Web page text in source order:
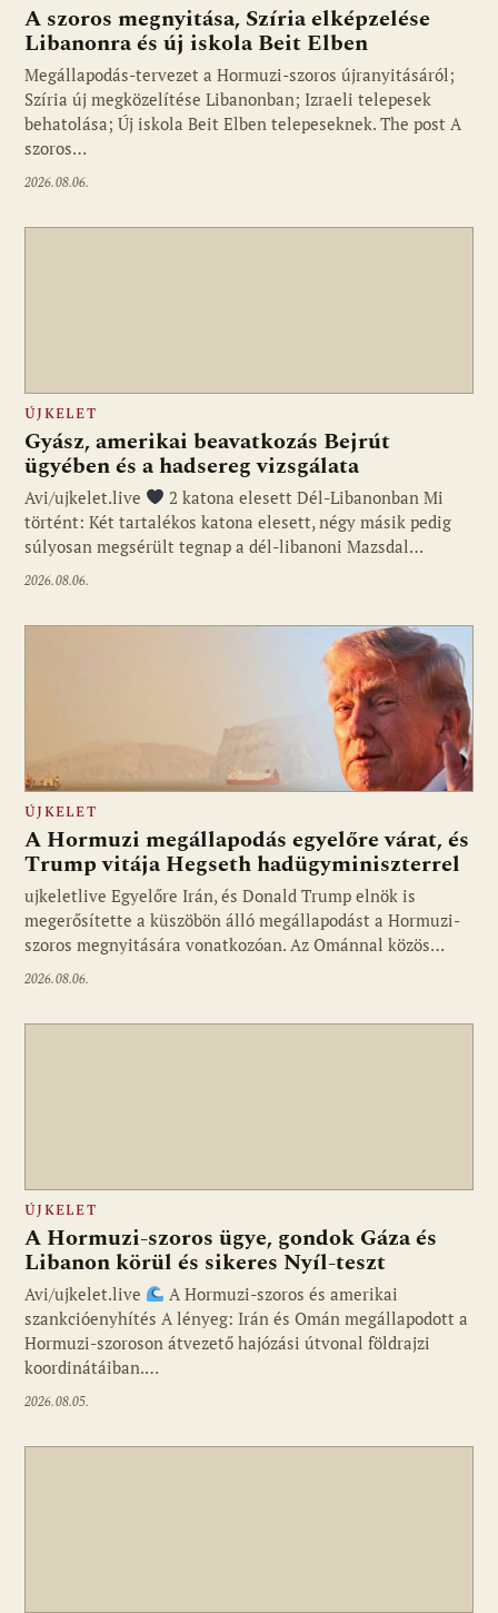
A szoros megnyitása, Szíria elképzelése
Libanonra és új iskola Beit Elben
Megállapodás-tervezet a Hormuzi-szoros újranyitásáról;
Szíria új megközelítése Libanonban; Izraeli telepesek
behatolása; Új iskola Beit Elben telepeseknek. The post A
szoros…
2026.08.06.
ÚJKELET
Gyász, amerikai beavatkozás Bejrút
ügyében és a hadsereg vizsgálata
Avi/ujkelet.live
2 katona elesett Dél-Libanonban Mi
történt: Két tartalékos katona elesett, négy másik pedig
súlyosan megsérült tegnap a dél-libanoni Mazsdal…
2026.08.06.
Fotó: ujkelet.live
ÚJKELET
A Hormuzi megállapodás egyelőre várat, és
Trump vitája Hegseth hadügyminiszterrel
ujkeletlive Egyelőre Irán, és Donald Trump elnök is
megerősítette a küszöbön álló megállapodást a Hormuzi-
szoros megnyitására vonatkozóan. Az Ománnal közös…
2026.08.06.
ÚJKELET
A Hormuzi-szoros ügye, gondok Gáza és
Libanon körül és sikeres Nyíl-teszt
Avi/ujkelet.live
A Hormuzi-szoros és amerikai
szankcióenyhítés A lényeg: Irán és Omán megállapodott a
Hormuzi-szoroson átvezető hajózási útvonal földrajzi
koordinátáiban.…
2026.08.05.